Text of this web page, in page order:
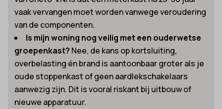
vaak vervangen moet worden vanwege veroudering
van de componenten.
Is mijn woning nog veilig met een ouderwetse
groepenkast? Nee, de kans op kortsluiting,
overbelasting én brand is aantoonbaar groter als je
oude stoppenkast of geen aardlekschakelaars
aanwezig zijn. Dit is vooral riskant bij uitbouw of
nieuwe apparatuur.